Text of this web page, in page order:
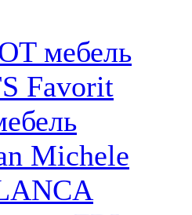
мебель
Favorit
Michele